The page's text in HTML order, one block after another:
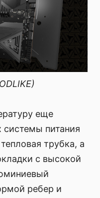
еще
системы питания
трубка, а
с высокой
ребер и